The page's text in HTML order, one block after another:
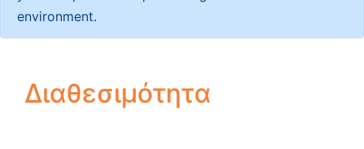
environment.
Διαθεσιμότητα